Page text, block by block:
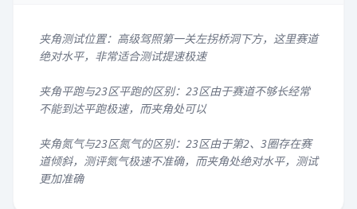
夹角测试位置：高级驾照第一关左拐桥洞下方，这里赛道
绝对水平，非常适合测试提速极速
夹角平跑与23区平跑的区别：23区由于赛道不够长经常
不能到达平跑极速，而夹角处可以
夹角氮气与23区氮气的区别：23区由于第2、3圈存在赛
道倾斜，测评氮气极速不准确，而夹角处绝对水平，测试
更加准确